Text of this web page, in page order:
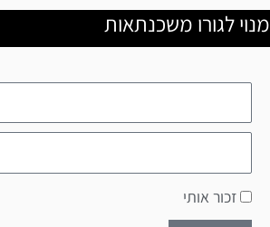
מנוי לגורו משכנתאות
זכור אותי